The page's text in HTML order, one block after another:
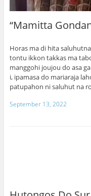
“Mamitta
Horas ma di hita
tontu ikkon takkas ma
manggohi joujou do asa
i, ipamasa do mariaraja
patupahon ni saluhut na
September 13, 2022